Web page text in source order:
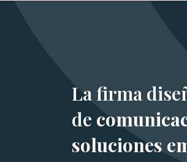
La firma
de
soluciones